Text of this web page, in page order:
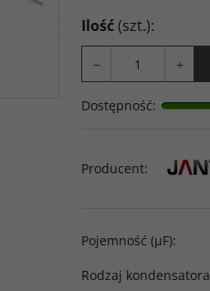
Ilość(szt.):
− +
Dostępność:
Producent:
Pojemność (µF):
Rodzaj kondensatora